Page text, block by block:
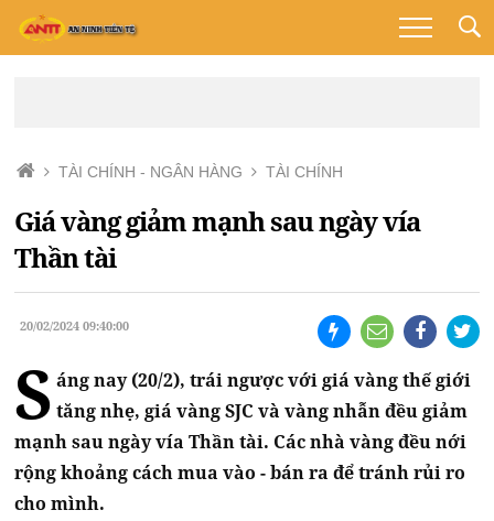
TÀI CHÍNH - NGÂN HÀNG TÀI CHÍNH
Giá vàng giảm mạnh sau ngày vía
Thần tài
20/02/2024 09:40:00
S áng nay (20/2), trái ngược với giá vàng thế giới
tăng nhẹ, giá vàng SJC và vàng nhẫn đều giảm
mạnh sau ngày vía Thần tài. Các nhà vàng đều nới
rộng khoảng cách mua vào - bán ra để tránh rủi ro
cho mình.